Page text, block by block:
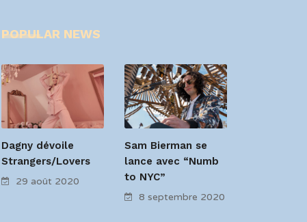
POPULAR NEWS
Dagny dévoile
Strangers/Lovers
29 août 2020
Sam Bierman se
lance avec “Numb
to NYC”
8 septembre 2020